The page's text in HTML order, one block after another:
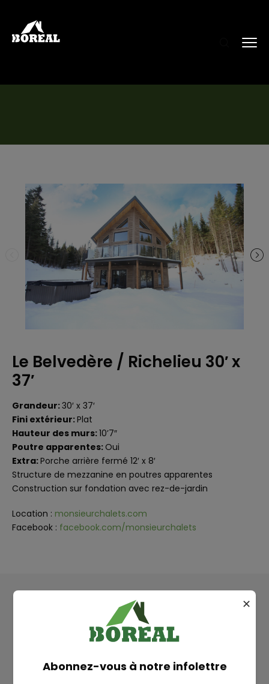
Le Belvedère / Richelieu 30′ x
37′
Grandeur:30′ x 37′
Fini extérieur:Plat
Hauteur des murs:10’7″
Poutre apparentes: Oui
Extra:Porche arrière fermé 12′ x 8′
Structure de mezzanine en poutres apparentes
Construction sur fondation avec rez-de-jardin
Location : monsieurchalets.com
Facebook : facebook.com/monsieurchalets
Plan
RICHELIEUAbonnez-vous à notre infolettre
✕